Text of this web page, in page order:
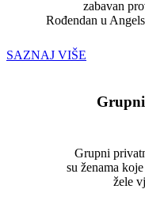
zabavan
Rođendan u
SAZNAJ VIŠE
Grupni
su ženama
žele